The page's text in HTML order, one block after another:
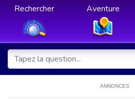
Rechercher Aventure
ANNONCES